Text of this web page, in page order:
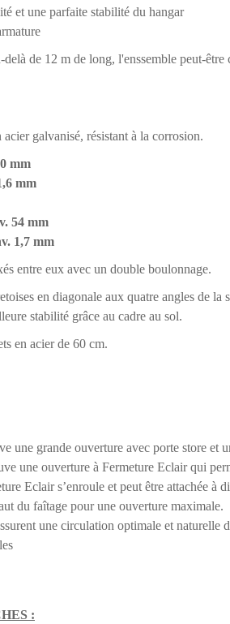
et une parfaite stabilité du hangar
de 12 m de long, l'enssemble peut-être
galvanisé, résistant à la corrosion.
mm
mm
54 mm
1,7 mm
entre eux avec un double boulonnage.
en diagonale aux quatre angles de la
stabilité grâce au cadre au sol.
en acier de 60 cm.
une grande ouverture avec porte store et
une ouverture à Fermeture Eclair qui
Eclair s’enroule et peut être attachée à
du faîtage pour une ouverture maximale.
une circulation optimale et naturelle
: